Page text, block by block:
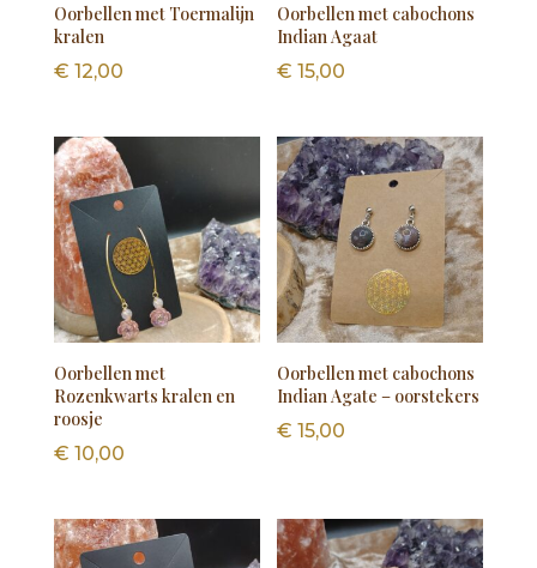
Oorbellen met Toermalijn
kralen
€ 12,00
Oorbellen met cabochons
Indian Agaat
€ 15,00
Oorbellen met
Rozenkwarts kralen en
roosje
€ 10,00
Oorbellen met cabochons
Indian Agate – oorstekers
€ 15,00